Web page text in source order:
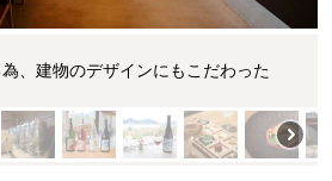
、建物のデザインにもこだわった